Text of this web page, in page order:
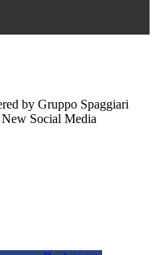
by Gruppo Spaggiari
Social Media